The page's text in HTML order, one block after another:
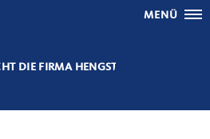
MENÜ
DIE FIRMA HENGST